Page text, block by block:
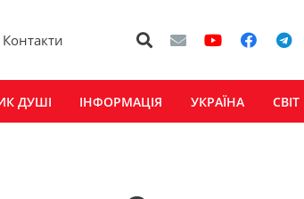
Контакти
ДУШІ ІНФОРМАЦІЯ УКРАЇНА СВІТ